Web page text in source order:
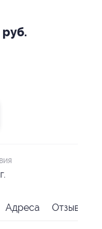
Адреса Отзывы